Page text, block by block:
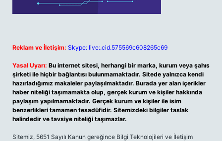
Reklam ve İletişim: Skype: live:.cid.575569c608265c69
Yasal Uyarı: Bu internet sitesi, herhangi bir marka, kurum veya şahıs
şirketi ile hiçbir bağlantısı bulunmamaktadır. Sitede yalnızca kendi
hazırladığımız makaleler paylaşılmaktadır. Burada yer alan içerikler
haber niteliği taşımamakta olup, gerçek kurum ve kişiler hakkında
paylaşım yapılmamaktadır. Gerçek kurum ve kişiler ile isim
benzerlikleri tamamen tesadüfidir. Sitemizdeki bilgiler taslak
halindedir ve tavsiye niteliği taşımazlar.
Sitemiz, 5651 Sayılı Kanun gereğince Bilgi Teknolojileri ve İletişim